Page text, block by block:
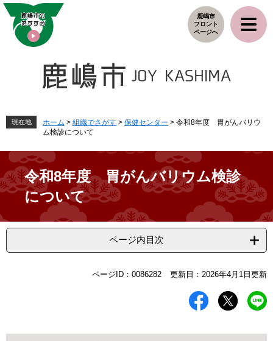
ペ
メ
鹿嶋市
フロント
ページへ
現在地 ホーム > 組織でさがす > 保健センター > 令和8年度 胃がんバリウ
ム検診について
令和8年度 胃がんバリウム検診
について
ページ内目次
ページID：0086282 更新日：2026年4月1日更新